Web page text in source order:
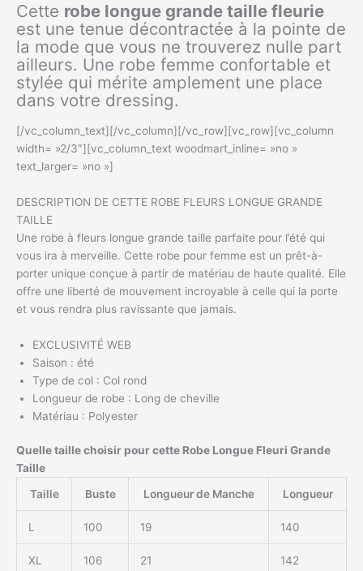
Cette robe longue grande taille fleurie
est une tenue décontractée à la pointe de
la mode que vous ne trouverez nulle part
ailleurs. Une robe femme confortable et
stylée qui mérite amplement une place
dans votre dressing.
[/vc_column_text][/vc_column][/vc_row][vc_row][vc_column
width= »2/3″][vc_column_text woodmart_inline= »no »
text_larger= »no »]
DESCRIPTION DE CETTE ROBE FLEURS LONGUE GRANDE
TAILLE
Une robe à fleurs longue grande taille parfaite pour l’été qui
vous ira à merveille. Cette robe pour femme est un prêt-à-
porter unique conçue à partir de matériau de haute qualité. Elle
offre une liberté de mouvement incroyable à celle qui la porte
et vous rendra plus ravissante que jamais.
EXCLUSIVITÉ WEB
Saison : été
Type de col : Col rond
Longueur de robe : Long de cheville
Matériau : Polyester
Quelle taille choisir pour cette Robe Longue Fleuri Grande
Taille
Taille
Buste Longueur de Manche Longueur
L 100 19 140
XL 106 21 142